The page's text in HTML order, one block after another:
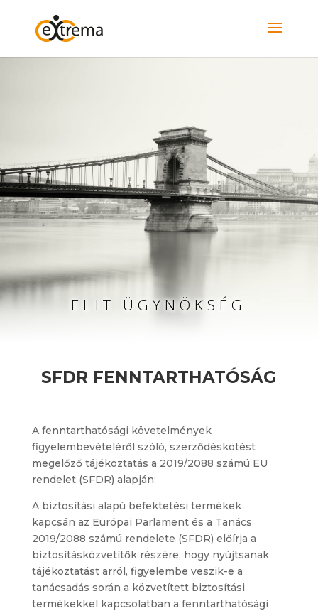
ELIT ÜGYNÖKSÉG
SFDR FENNTARTHATÓSÁG
A fenntarthatósági követelmények
figyelembevételéről szóló, szerződéskötést
megelőző tájékoztatás a 2019/2088 számú EU
rendelet (SFDR) alapján:
A biztosítási alapú befektetési termékek
kapcsán az Európai Parlament és a Tanács
2019/2088 számú rendelete (SFDR) előírja a
biztosításközvetítők részére, hogy nyújtsanak
tájékoztatást arról, figyelembe veszik-e a
tanácsadás során a közvetített biztosítási
termékekkel kapcsolatban a fenntarthatósági